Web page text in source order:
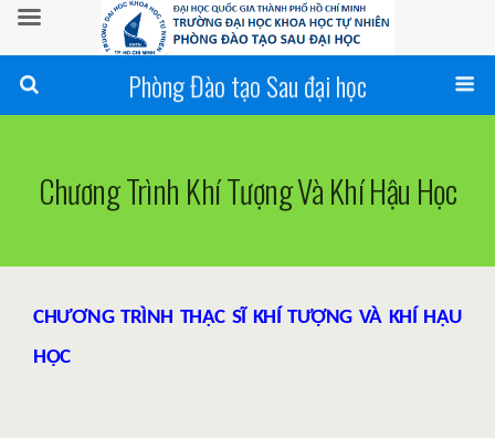
Phòng Đào tạo Sau đại học
Chương Trình Khí Tượng Và Khí Hậu Học
CHƯƠNG TRÌNH THẠC SĨ KHÍ TƯỢNG VÀ KHÍ HẬU
HỌC